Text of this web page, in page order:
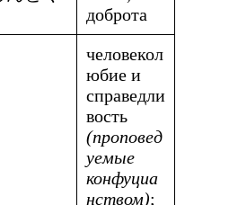
доброта
человекол
юбие и
справедли
вость
(проповед
уемые
конфуциа
нством);